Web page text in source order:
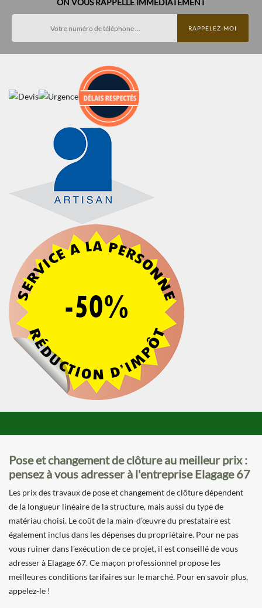
ON VOUS RAPPELLE IMMEDIATEMENT
Pose et changement de clôture au meilleur prix :
pensez à vous adresser à l'entreprise Elagage 67
Les prix des travaux de pose et changement de clôture dépendent
de la longueur linéaire de la structure, mais aussi du type de
matériau choisi. Le coût de la main-d’œuvre du prestataire est
également inclus dans les dépenses du propriétaire. Pour ne pas
vous ruiner dans l’exécution de ce projet, il est conseillé de vous
adresser à Elagage 67. Ce maçon professionnel propose les
meilleures conditions tarifaires sur le marché. Pour en savoir plus,
appelez-le !